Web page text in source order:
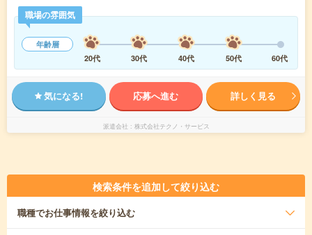
職場の雰囲気
年齢層
20代
30代 40代 50代 60代
気になる! 応募へ進む 詳しく見る
派遣会社 株式会社テクノ・サービス
検索条件を追加して絞り込む
職種でお仕事情報を絞り込む